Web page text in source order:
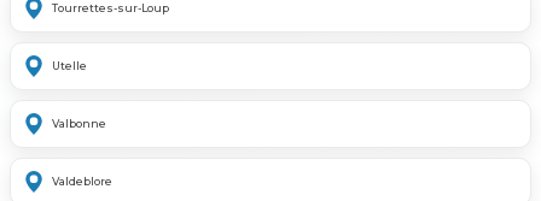
Tourrettes-sur-Loup
Utelle
Valbonne
Valdeblore